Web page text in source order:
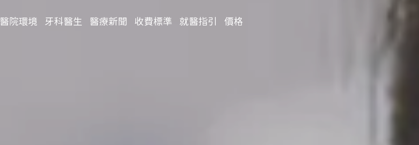
醫院環境 牙科醫生 醫療新聞 收費標準 就醫指引 價格